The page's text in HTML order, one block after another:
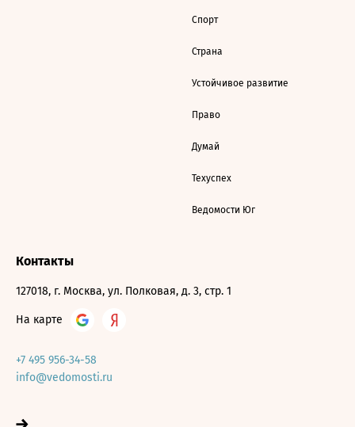
Спорт
Страна
Устойчивое развитие
Право
Думай
Техуспех
Ведомости Юг
Контакты
127018, г. Москва, ул. Полковая, д. 3, стр. 1
На карте
+7 495 956-34-58
info@vedomosti.ru